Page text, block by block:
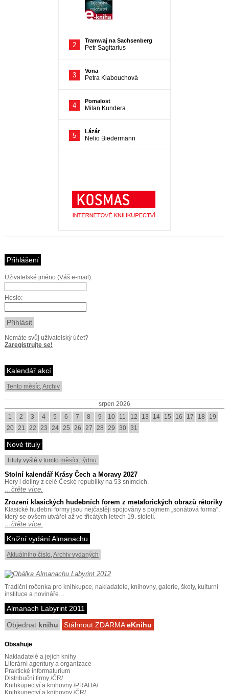
Přihlášení
Uživatelské jméno (Váš e-mail):
Heslo:
Nemáte svůj uživatelský účet?
Zaregistrujte se!
Kalendář akcí
Tento měsíc,Archiv
srpen 2026
1
2 3 4 5 6 7 8 9 10 11 12 13 14 15 16 17 18
19
20 21 22 23 24 25 26 27 28 29 30 31
Nové tituly
Tituly vyšlé v tomto měsíci, týdnu
Stolní kalendář Krásy Čech a Moravy 2027
Hory i doliny z celé České republiky na 53 snímcích.
…čtěte více.
Zrození klasických hudebních forem z metaforických obrazů rétoriky
Klasické hudební formy jsou nejčastěji spojovány s pojmem „sonátová forma“,
který se ovšem utvářel až ve třicátých letech 19. století.
…čtěte více.
Knižní vydání Almanachu
Aktuálního číslo,Archiv vydaných
Tradiční ročenka pro knihkupce, nakladatele, knihovny, galerie, školy, kulturní
instituce a novináře…
Almanach Labyrint 2011
Objednat knihu Stáhnout ZDARMAeKnihu
Obsahuje
Nakladatelé a jejich knihy
Literární agentury a organizace
Praktické informaturium
Distribuční firmy /ČR/
Knihkupectví a knihovny /PRAHA/
Knihkupectví a knihovny /ČR/